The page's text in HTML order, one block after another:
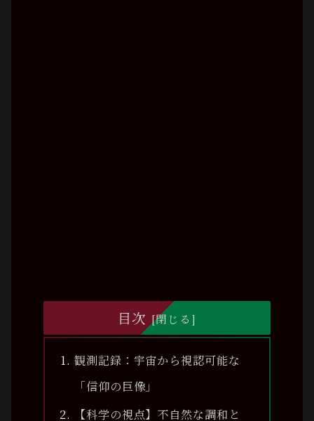
目次
観測記録：宇宙から視認可能な
「信仰の巨像」
【科学の視点】不自然な調和と